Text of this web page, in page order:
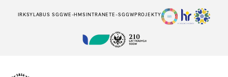
IRKSYLABUS SGGWE-HMSINTRANETE-SGGWPROJEKTY